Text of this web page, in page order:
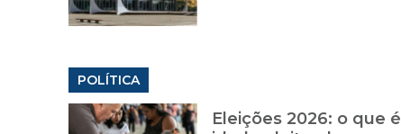
POLÍTICA
Eleições 2026: o que é